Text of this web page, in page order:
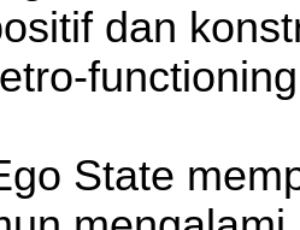
dan
State